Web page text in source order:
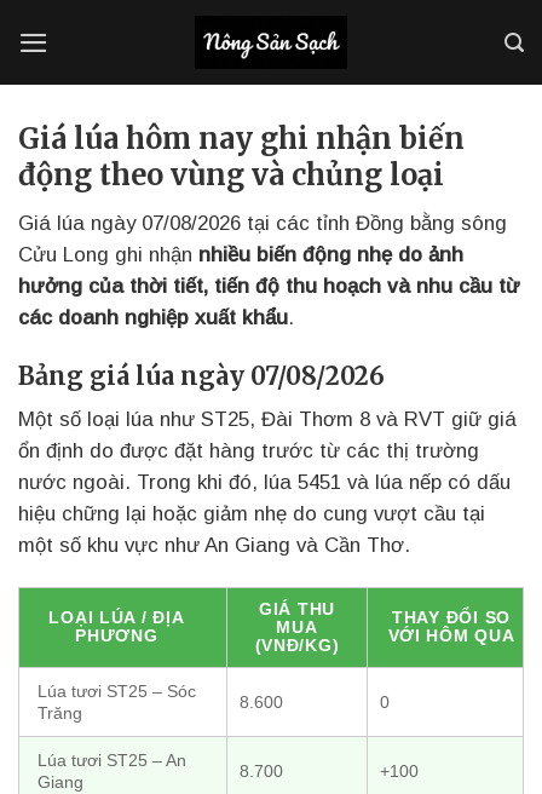
qua
Giá lúa hôm nay ghi nhận biến
động theo vùng và chủng loại
Giá lúa ngày 07/08/2026 tại các tỉnh Đồng bằng sông
Cửu Long ghi nhận nhiều biến động nhẹ do ảnh
hưởng của thời tiết, tiến độ thu hoạch và nhu cầu từ
các doanh nghiệp xuất khẩu.
Bảng giá lúa ngày 07/08/2026
Một số loại lúa như ST25, Đài Thơm 8 và RVT giữ giá
ổn định do được đặt hàng trước từ các thị trường
nước ngoài. Trong khi đó, lúa 5451 và lúa nếp có dấu
hiệu chững lại hoặc giảm nhẹ do cung vượt cầu tại
một số khu vực như An Giang và Cần Thơ.
LOẠI LÚA / ĐỊA
PHƯƠNG
GIÁ THU
MUA
(VNĐ/KG)
THAY ĐỔI SO
VỚI HÔM QUA
Lúa tươi ST25 – Sóc
Trăng
8.600 0
Lúa tươi ST25 – An
Giang
8.700 +100